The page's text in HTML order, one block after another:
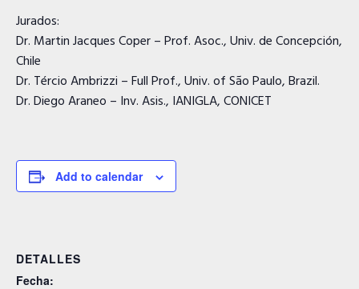
Jurados:
Dr. Martin Jacques Coper – Prof. Asoc., Univ. de Concepción,
Chile
Dr. Tércio Ambrizzi – Full Prof., Univ. of São Paulo, Brazil.
Dr. Diego Araneo – Inv. Asis., IANIGLA, CONICET
Add to calendar
DETALLES
Fecha: